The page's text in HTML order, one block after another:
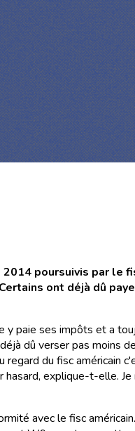
poursuivis par le
ont déjà dû
y paie ses impôts et a
dû verser pas moins
du fisc américain
explique-t-elle. Je
avec le fisc